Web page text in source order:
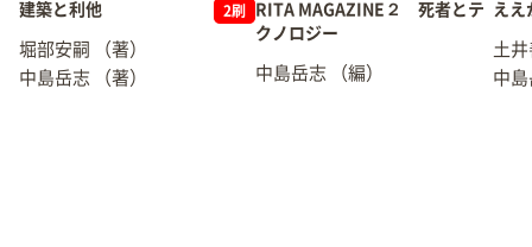
建築と利他 2刷
堀部安嗣
（著）
中島岳志
（著）
RITA MAGAZINE２ 死者とテ
クノロジー
中島岳志 （編）
ええ
土
中